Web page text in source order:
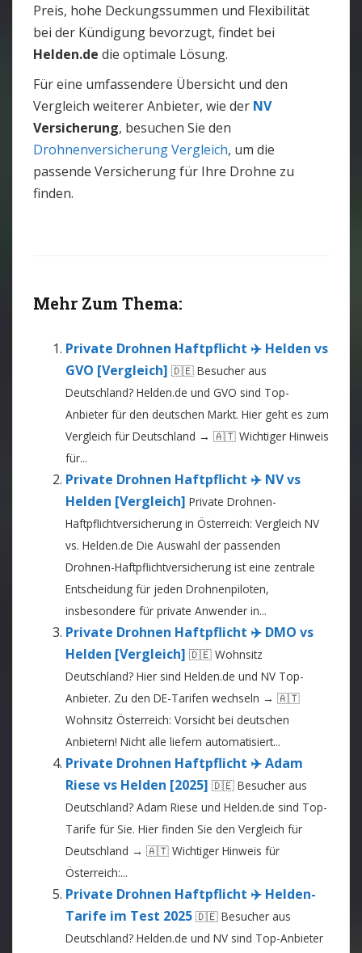
Preis, hohe Deckungssummen und Flexibilität
bei der Kündigung bevorzugt, findet bei
Helden.de die optimale Lösung.
Für eine umfassendere Übersicht und den
Vergleich weiterer Anbieter, wie der NV
Versicherung, besuchen Sie den
Drohnenversicherung Vergleich, um die
passende Versicherung für Ihre Drohne zu
finden.
Mehr Zum Thema:
Private Drohnen Haftpflicht ✈️ Helden vs
GVO [Vergleich] 🇩🇪 Besucher aus
Deutschland? Helden.de und GVO sind Top-
Anbieter für den deutschen Markt. Hier geht es zum
Vergleich für Deutschland → 🇦🇹 Wichtiger Hinweis
für...
Private Drohnen Haftpflicht ✈️ NV vs
Helden [Vergleich] Private Drohnen-
Haftpflichtversicherung in Österreich: Vergleich NV
vs. Helden.de Die Auswahl der passenden
Drohnen-Haftpflichtversicherung ist eine zentrale
Entscheidung für jeden Drohnenpiloten,
insbesondere für private Anwender in...
Private Drohnen Haftpflicht ✈️ DMO vs
Helden [Vergleich] 🇩🇪 Wohnsitz
Deutschland? Hier sind Helden.de und NV Top-
Anbieter. Zu den DE-Tarifen wechseln → 🇦🇹
Wohnsitz Österreich: Vorsicht bei deutschen
Anbietern! Nicht alle liefern automatisiert...
Private Drohnen Haftpflicht ✈️ Adam
Riese vs Helden [2025] 🇩🇪 Besucher aus
Deutschland? Adam Riese und Helden.de sind Top-
Tarife für Sie. Hier finden Sie den Vergleich für
Deutschland → 🇦🇹 Wichtiger Hinweis für
Österreich:...
Private Drohnen Haftpflicht ✈️ Helden-
Tarife im Test 2025 🇩🇪 Besucher aus
Deutschland? Helden.de und NV sind Top-Anbieter